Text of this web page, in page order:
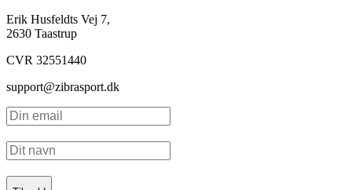
Erik Husfeldts Vej 7,
2630 Taastrup
CVR 32551440
support@zibrasport.dk